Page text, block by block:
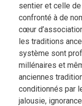
sentier et celle de
confronté à de
cœur
les traditions
système sont
millénaires et
anciennes
conditionnés par
jalousie,